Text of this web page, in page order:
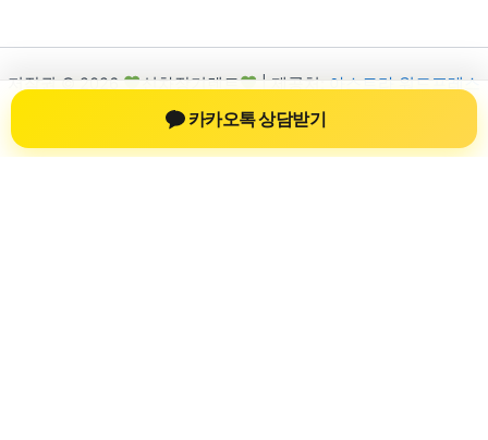
저작권 © 2026 신차장기렌트 | 제공처:
아스트라 워드프레스
테마
카카오톡 상담받기